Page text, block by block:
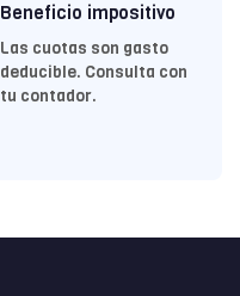
Beneficio impositivo
Las cuotas son gasto
deducible. Consulta con
tu contador.